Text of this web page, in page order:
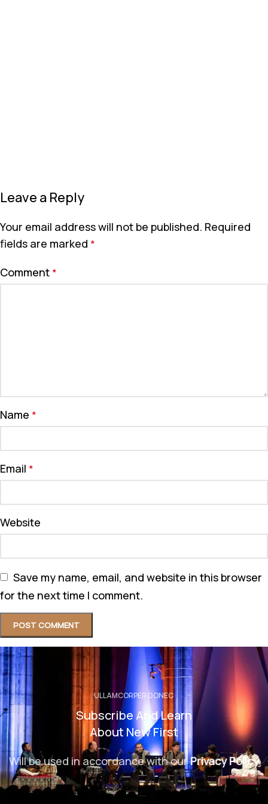
Leave a Reply
Your email address will not be published. Required
fields are marked *
Comment *
Name *
Email *
Website
Save my name, email, and website in this browser
for the next time I comment.
ULLAMCORPER DONEC
Subscribe And Learn
About New First
Will be used in accordance with ourPrivacy Policy